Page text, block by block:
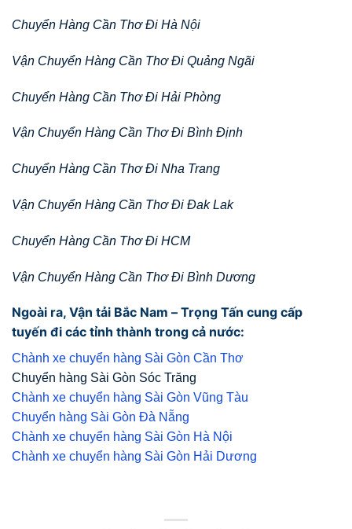
Chuyển Hàng Cần Thơ Đi Hà Nội
Vận Chuyển Hàng Cần Thơ Đi Quảng Ngãi
Chuyển Hàng Cần Thơ Đi Hải Phòng
Vận Chuyển Hàng Cần Thơ Đi Bình Định
Chuyển Hàng Cần Thơ Đi Nha Trang
Vận Chuyển Hàng Cần Thơ Đi Đak Lak
Chuyển Hàng Cần Thơ Đi HCM
Vận Chuyển Hàng Cần Thơ Đi Bình Dương
Ngoài ra, Vận tải Bắc Nam – Trọng Tấn cung cấp
tuyến đi các tỉnh thành trong cả nước:
Chành xe chuyển hàng Sài Gòn Cần Thơ
Chuyển hàng Sài Gòn Sóc Trăng
Chành xe chuyển hàng Sài Gòn Vũng Tàu
Chuyển hàng Sài Gòn Đà Nẵng
Chành xe chuyển hàng Sài Gòn Hà Nội
Chành xe chuyển hàng Sài Gòn Hải Dương